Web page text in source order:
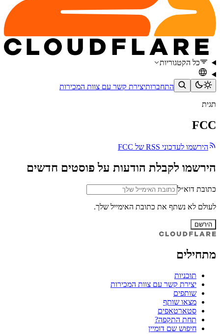
כל הקטגוריות
התחברותיצירת קשר עם צוות המכירות
תגית
FCC
הירשמו לעדכוני RSS של FCC
הירשמו לקבלת הודעות על פוסטים חדשים
כתובת דוא״ל
לעולם לא נשתף את כתובת האימייל שלך.
הירשם
מתחילים
תוכניות
יצירת קשר עם צוות המכירות
שותפים
מצאו שותף
סטארטאפים
תחת התקפה?
חיפוש שם דומיין